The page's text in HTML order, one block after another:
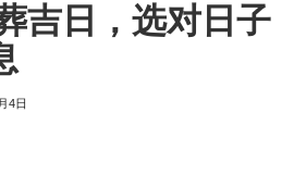
吉日，选对日子
4日